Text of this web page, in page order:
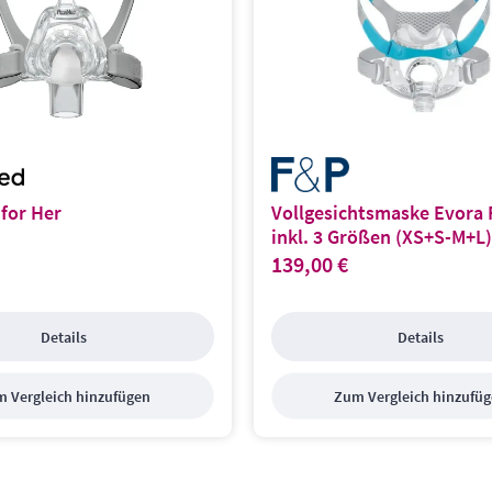
Her
Details
Vergleich hinzufügen
Vollgesichtsmaske Evora
inkl. 3 Größen (XS+S-M+L)
Regulärer Preis:
139,00 €
Details
Zum Vergleich